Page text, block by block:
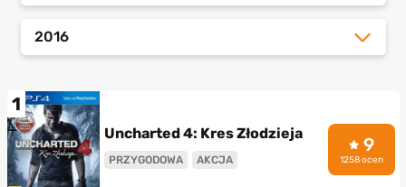
2016
1
Uncharted 4: Kres Złodzieja
PRZYGODOWA AKCJA
9
1258 ocen